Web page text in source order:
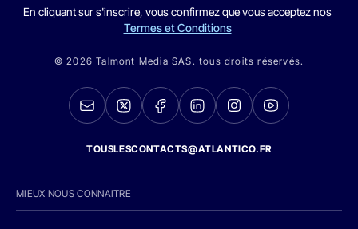
En cliquant sur s'inscrire, vous confirmez que vous acceptez nos
Termes et Conditions
© 2026 Talmont Media SAS. tous droits réservés.
TOUSLESCONTACTS@ATLANTICO.FR
MIEUX NOUS CONNAITRE